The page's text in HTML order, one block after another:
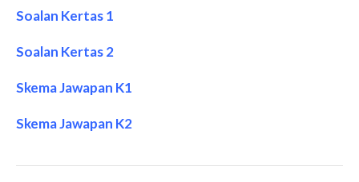
Soalan Kertas 1
Soalan Kertas 2
Skema Jawapan K1
Skema Jawapan K2